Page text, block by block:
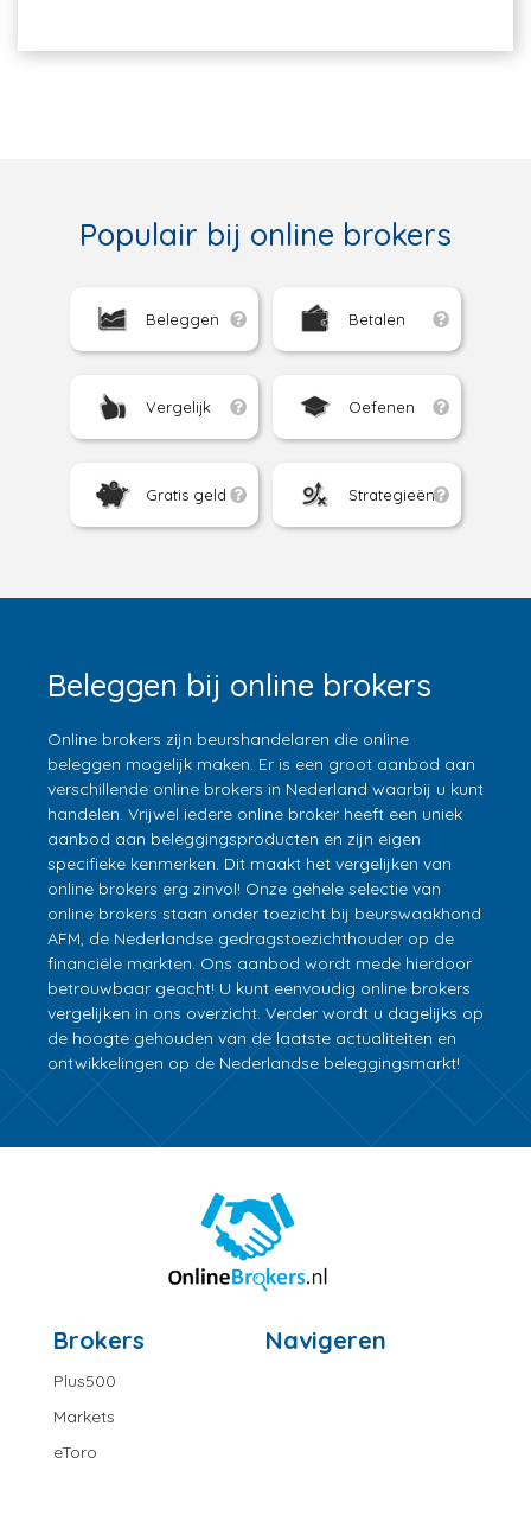
Populair bij online brokers
Beleggen Betalen
Vergelijk Oefenen
Gratis geld Strategieën
Beleggen bij online brokers
Online brokers zijn beurshandelaren die online
beleggen mogelijk maken. Er is een groot aanbod aan
verschillende online brokers in Nederland waarbij u kunt
handelen. Vrijwel iedere online broker heeft een uniek
aanbod aan beleggingsproducten en zijn eigen
specifieke kenmerken. Dit maakt het vergelijken van
online brokers erg zinvol! Onze gehele selectie van
online brokers staan onder toezicht bij beurswaakhond
AFM, de Nederlandse gedragstoezichthouder op de
financiële markten. Ons aanbod wordt mede hierdoor
betrouwbaar geacht! U kunt eenvoudig online brokers
vergelijken in ons overzicht. Verder wordt u dagelijks op
de hoogte gehouden van de laatste actualiteiten en
ontwikkelingen op de Nederlandse beleggingsmarkt!
Brokers
Plus500
Markets
eToro
Navigeren